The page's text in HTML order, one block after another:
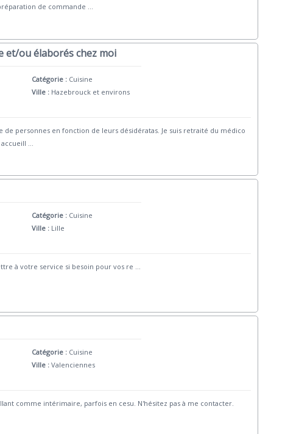
de commande
et/ou élaborés chez moi
Catégorie : Cuisine
Ville : Hazebrouck et environs
personnes en fonction de leurs désidératas. Je suis retraité du médico
Catégorie : Cuisine
Ville : Lille
à votre service si besoin pour vos re ...
Catégorie : Cuisine
Ville : Valenciennes
comme intérimaire, parfois en cesu. N'hésitez pas à me contacter.